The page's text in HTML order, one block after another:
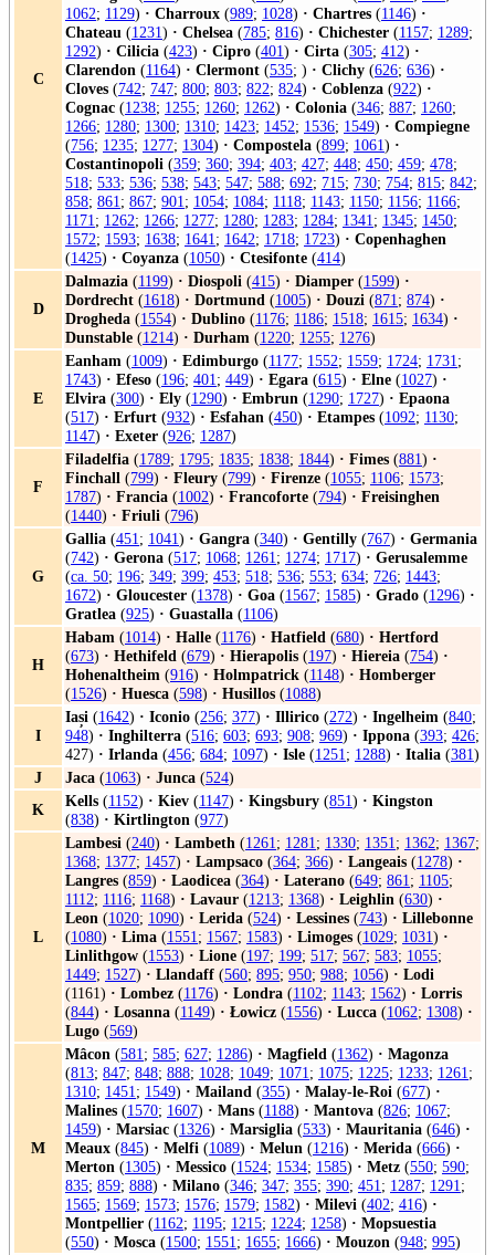
C
1062; 1129) · Charroux (989; 1028) · Chartres (1146) ·
Chateau (1231) · Chelsea (785; 816) · Chichester (1157; 1289;
1292) · Cilicia (423) · Cipro (401) · Cirta (305; 412) ·
Clarendon (1164) · Clermont (535; ) · Clichy (626; 636) ·
Cloves (742; 747; 800; 803; 822; 824) · Coblenza (922) ·
Cognac (1238; 1255; 1260; 1262) · Colonia (346; 887; 1260;
1266; 1280; 1300; 1310; 1423; 1452; 1536; 1549) · Compiegne
(756; 1235; 1277; 1304) · Compostela (899; 1061) ·
Costantinopoli (359; 360; 394; 403; 427; 448; 450; 459; 478;
518; 533; 536; 538; 543; 547; 588; 692; 715; 730; 754; 815; 842;
858; 861; 867; 901; 1054; 1084; 1118; 1143; 1150; 1156; 1166;
1171; 1262; 1266; 1277; 1280; 1283; 1284; 1341; 1345; 1450;
1572; 1593; 1638; 1641; 1642; 1718; 1723) · Copenhaghen
(1425) · Coyanza (1050) · Ctesifonte (414)
D
Dalmazia (1199) · Diospoli (415) · Diamper (1599) ·
Dordrecht (1618) · Dortmund (1005) · Douzi (871; 874) ·
Drogheda (1554) · Dublino (1176; 1186; 1518; 1615; 1634) ·
Dunstable (1214) · Durham (1220; 1255; 1276)
E
Eanham (1009) · Edimburgo (1177; 1552; 1559; 1724; 1731;
1743) · Efeso (196; 401; 449) · Egara (615) · Elne (1027) ·
Elvira (300) · Ely (1290) · Embrun (1290; 1727) · Epaona
(517) · Erfurt (932) · Esfahan (450) · Etampes (1092; 1130;
1147) · Exeter (926; 1287)
F
Filadelfia (1789; 1795; 1835; 1838; 1844) · Fimes (881) ·
Finchall (799) · Fleury (799) · Firenze (1055; 1106; 1573;
1787) · Francia (1002) · Francoforte (794) · Freisinghen
(1440) · Friuli (796)
G
Gallia (451; 1041) · Gangra (340) · Gentilly (767) · Germania
(742) · Gerona (517; 1068; 1261; 1274; 1717) · Gerusalemme
(ca. 50; 196; 349; 399; 453; 518; 536; 553; 634; 726; 1443;
1672) · Gloucester (1378) · Goa (1567; 1585) · Grado (1296) ·
Gratlea (925) · Guastalla (1106)
H
Habam (1014) · Halle (1176) · Hatfield (680) · Hertford
(673) · Hethifeld (679) · Hierapolis (197) · Hiereia (754) ·
Hohenaltheim (916) · Holmpatrick (1148) · Homberger
(1526) · Huesca (598) · Husillos (1088)
I
Iași (1642) · Iconio (256; 377) · Illirico (272) · Ingelheim (840;
948) · Inghilterra (516; 603; 693; 908; 969) · Ippona (393; 426;
427) · Irlanda (456; 684; 1097) · Isle (1251; 1288) · Italia (381)
J
Jaca (1063) · Junca (524)
K
Kells (1152) · Kiev (1147) · Kingsbury (851) · Kingston
(838) · Kirtlington (977)
L
Lambesi (240) · Lambeth (1261; 1281; 1330; 1351; 1362; 1367;
1368; 1377; 1457) · Lampsaco (364; 366) · Langeais (1278) ·
Langres (859) · Laodicea (364) · Laterano (649; 861; 1105;
1112; 1116; 1168) · Lavaur (1213; 1368) · Leighlin (630) ·
Leon (1020; 1090) · Lerida (524) · Lessines (743) · Lillebonne
(1080) · Lima (1551; 1567; 1583) · Limoges (1029; 1031) ·
Linlithgow (1553) · Lione (197; 199; 517; 567; 583; 1055;
1449; 1527) · Llandaff (560; 895; 950; 988; 1056) · Lodi
(1161) · Lombez (1176) · Londra (1102; 1143; 1562) · Lorris
(844) · Losanna (1149) · Łowicz (1556) · Lucca (1062; 1308) ·
Lugo (569)
M
Mâcon (581; 585; 627; 1286) · Magfield (1362) · Magonza
(813; 847; 848; 888; 1028; 1049; 1071; 1075; 1225; 1233; 1261;
1310; 1451; 1549) · Mailand (355) · Malay-le-Roi (677) ·
Malines (1570; 1607) · Mans (1188) · Mantova (826; 1067;
1459) · Marsiac (1326) · Marsiglia (533) · Mauritania (646) ·
Meaux (845) · Melfi (1089) · Melun (1216) · Merida (666) ·
Merton (1305) · Messico (1524; 1534; 1585) · Metz (550; 590;
835; 859; 888) · Milano (346; 347; 355; 390; 451; 1287; 1291;
1565; 1569; 1573; 1576; 1579; 1582) · Milevi (402; 416) ·
Montpellier (1162; 1195; 1215; 1224; 1258) · Mopsuestia
(550) · Mosca (1500; 1551; 1655; 1666) · Mouzon (948; 995)